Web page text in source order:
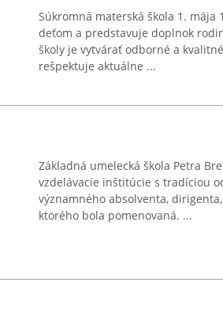
Súkromná materská škola 1.
deťom a predstavuje doplnok
školy je vytvárať odborné a
rešpektuje aktuálne ...
Základná umelecká škola Petra
vzdelávacie inštitúcie s tradíciou
významného absolventa,
ktorého bola pomenovaná. ...